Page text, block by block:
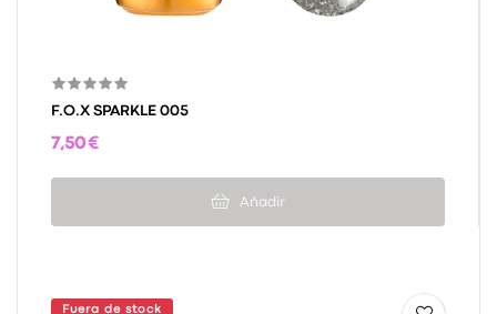
F.O.X SPARKLE 005
7,50 €
Añadir
Fuera de stock